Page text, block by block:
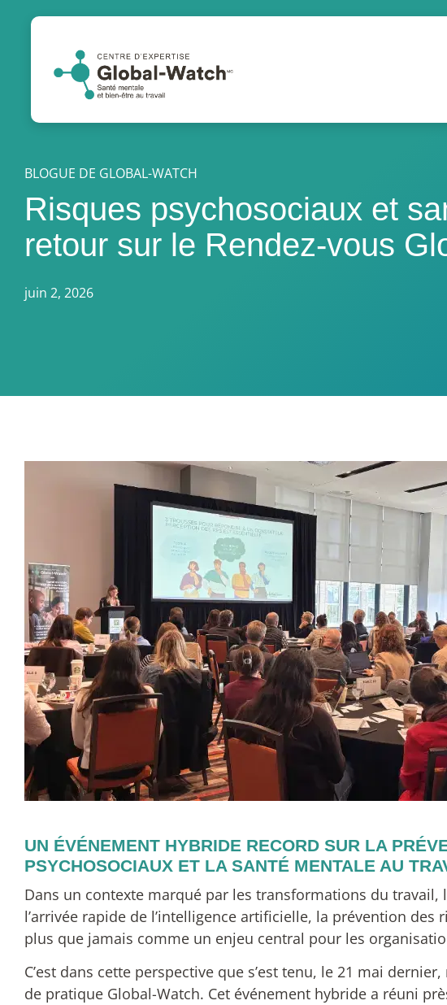
BLOGUE DE GLOBAL-WATCH
Risques psychosociaux et
retour sur le Rendez-vous
juin 2, 2026
UN ÉVÉNEMENT HYBRIDE RECORD SUR LA
PSYCHOSOCIAUX ET LA SANTÉ MENTALE AU
Dans un contexte marqué par les transformations du
l’arrivée rapide de l’intelligence artificielle, la prévention des
plus que jamais comme un enjeu central pour les
C’est dans cette perspective que s’est tenu, le 21 mai
de pratique Global-Watch. Cet événement hybride a réuni